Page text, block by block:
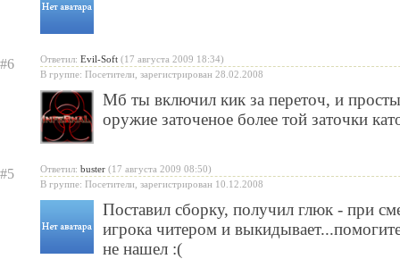
#6 Ответил: Evil-Soft (17 августа 2009 18:34)
В группе: Посетители, зарегистрирован 28.02.2008
Мб ты включил кик за переточ, и
оружие заточеное более той заточки
#5 Ответил: buster (17 августа 2009 08:50)
В группе: Посетители, зарегистрирован 10.12.2008
Поставил сборку, получил глюк - при
игрока читером и
не нашел :(